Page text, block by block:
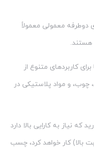
معمولی معمولاً
هستند.
کاربردهای متنوع از
چوب، و مواد پلاستیکی در
که نیاز به کارایی بالا دارد
بالا) کار خواهد کرد، چسب